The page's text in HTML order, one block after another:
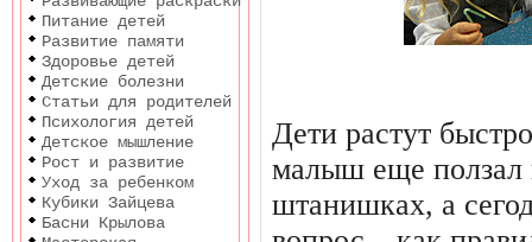
Питание детей
Развитие памяти
Здоровье детей
Детские болезни
Статьи для родителей
Психология детей
Детское мышление
Рост и развитие
Уход за ребенком
Кубики Зайцева
Басни Крылова
Дети растут
малыш еще ползал
штанишках, а